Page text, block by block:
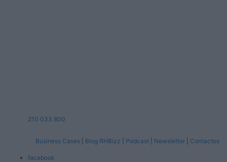
210 033 800
Business Cases Blog RHBizz Podcast Newsletter Contactos
facebook